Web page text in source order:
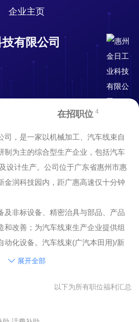
企业主页
有限公司
在招职位 4
司，是一家以机械加工、汽车线束自
制为主的综合型生产企业，包括汽车
设计生产。公司位于广东省惠州市惠
金润科技园内，距广惠高速仅十分钟
及非标设备、精密治具与部品、产品
和改善；为汽车线束生产企业提供组
动化设备。汽车线束(广汽本田用)/新
，东风,亿纬)设计及生产。
目前已在苏州、福州、武汉、淡水等
、武汉住电、天津津住、长春住电、
展开全部
以下为所有职位福利汇总